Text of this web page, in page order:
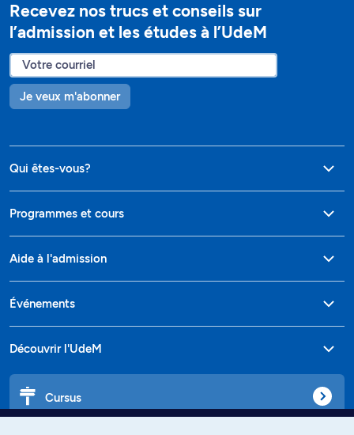
Recevez nos trucs et conseils sur
l’admission et les études à l’UdeM
Je veux m'abonner
Qui êtes-vous?
Programmes et cours
Aide à l'admission
Événements
Découvrir l'UdeM
Cursus